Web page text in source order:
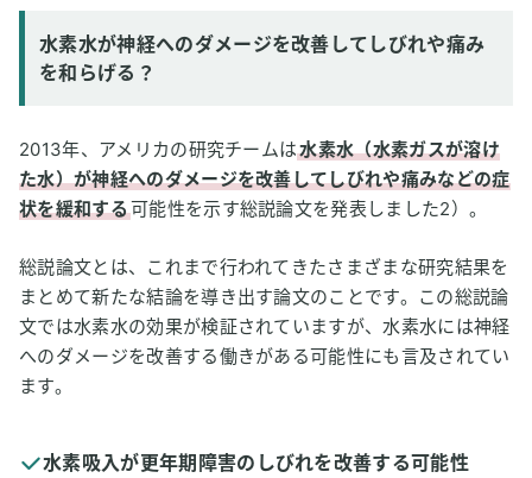
水素水が神経へのダメージを改善してしびれや痛み
を和らげる？
2013年、アメリカの研究チームは水素水（水素ガスが溶け
た水）が神経へのダメージを改善してしびれや痛みなどの症
状を緩和する可能性を示す総説論文を発表しました2）。
総説論文とは、これまで行われてきたさまざまな研究結果を
まとめて新たな結論を導き出す論文のことです。この総説論
文では水素水の効果が検証されていますが、水素水には神経
へのダメージを改善する働きがある可能性にも言及されてい
ます。
水素吸入が更年期障害のしびれを改善する可能性